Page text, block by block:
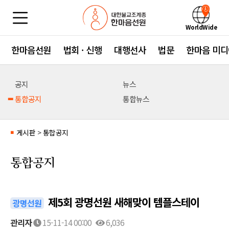
WorldWide
한마음선원 법회 · 신행 대행선사 법문 한마음 미
공지
뉴스
통합공지
통합뉴스
■ 게시판 > 통합공지
통합공지
광명선원 제5회 광명선원 새해맞이 템플스테이
관리자 15-11-14 00:00 6,036